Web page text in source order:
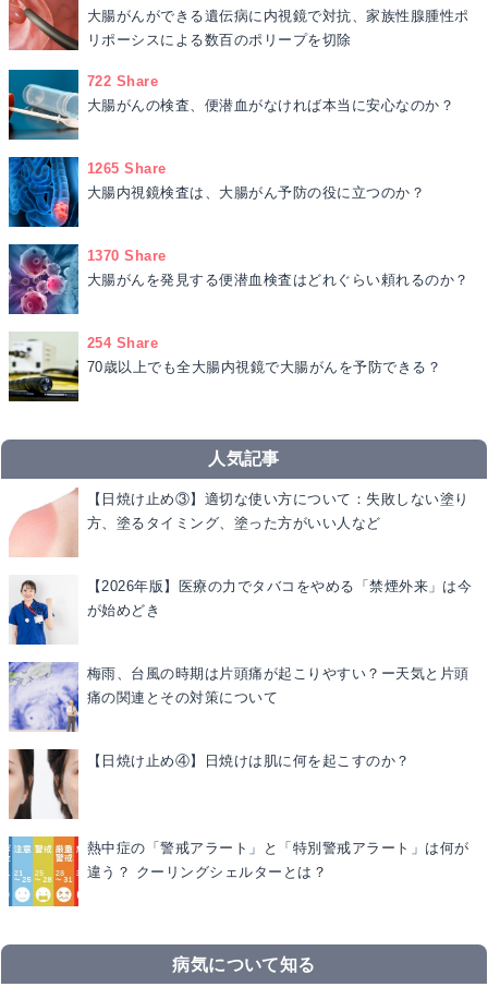
大腸がんができる遺伝病に内視鏡で対抗、家族性腺腫性ポ
リポーシスによる数百のポリープを切除
722 Share
大腸がんの検査、便潜血がなければ本当に安心なのか？
1265 Share
大腸内視鏡検査は、大腸がん予防の役に立つのか？
1370 Share
大腸がんを発見する便潜血検査はどれぐらい頼れるのか？
254 Share
70歳以上でも全大腸内視鏡で大腸がんを予防できる？
人気記事
【日焼け止め③】適切な使い方について：失敗しない塗り
方、塗るタイミング、塗った方がいい人など
【2026年版】医療の力でタバコをやめる「禁煙外来」は今
が始めどき
梅雨、台風の時期は片頭痛が起こりやすい？ー天気と片頭
痛の関連とその対策について
【日焼け止め④】日焼けは肌に何を起こすのか？
熱中症の「警戒アラート」と「特別警戒アラート」は何が
違う？ クーリングシェルターとは？
病気について知る